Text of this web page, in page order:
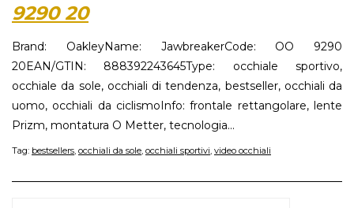
9290 20
Brand: OakleyName: JawbreakerCode: OO 9290
20EAN/GTIN: 888392243645Type: occhiale sportivo,
occhiale da sole, occhiali di tendenza, bestseller, occhiali da
uomo, occhiali da ciclismoInfo: frontale rettangolare, lente
Prizm, montatura O Metter, tecnologia...
Tag: bestsellers occhiali da sole occhiali sportivi video occhiali